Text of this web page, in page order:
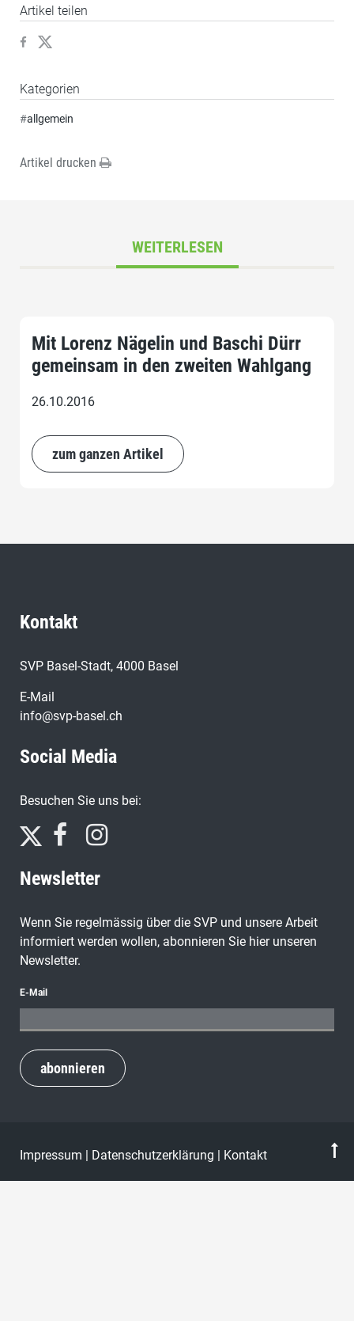
Artikel teilen
Kategorien
#allgemein
Artikel drucken
WEITERLESEN
Mit Lorenz Nägelin und Baschi Dürr
gemeinsam in den zweiten Wahlgang
26.10.2016
zum ganzen Artikel
Kontakt
SVP Basel-Stadt, 4000 Basel
E-Mail
info@svp-basel.ch
Social Media
Besuchen Sie uns bei:
Newsletter
Wenn Sie regelmässig über die SVP und unsere Arbeit
informiert werden wollen, abonnieren Sie hier unseren
Newsletter.
E-Mail
abonnieren
Impressum | Datenschutzerklärung | Kontakt